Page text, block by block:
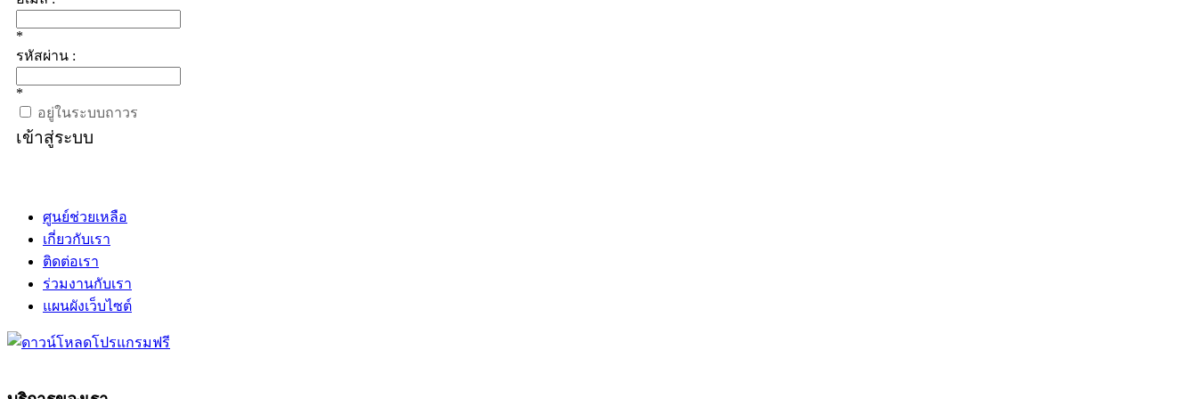
*
รหัสผ่าน :
*
อยู่ในระบบถาวร
เข้าสู่ระบบ
ศูนย์ช่วยเหลือ
เกี่ยวกับเรา
ติดต่อเรา
ร่วมงานกับเรา
แผนผังเว็บไซต์